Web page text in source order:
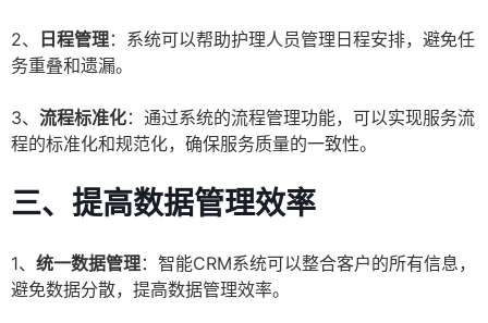
2、 日程管理：系统可以帮助护理人员管理日程安排，避免任
务重叠和遗漏。
3、 流程标准化：通过系统的流程管理功能，可以实现服务流
程的标准化和规范化，确保服务质量的一致性。
三、提高数据管理效率
1、 统一数据管理：智能CRM系统可以整合客户的所有信息，
避免数据分散，提高数据管理效率。